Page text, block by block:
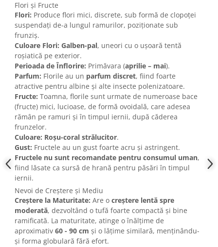
Flori și Fructe
Flori: Produce flori mici, discrete, sub formă de clopoței
suspendați de-a lungul ramurilor, poziționate sub
frunziș.
Culoare Flori: Galben-pal, uneori cu o ușoară tentă
roșiatică pe exterior.
Perioada de Înflorire: Primăvara (aprilie – mai).
Parfum: Florile au un parfum discret, fiind foarte
atractive pentru albine și alte insecte polenizatoare.
Fructe: Toamna, florile sunt urmate de numeroase bace
(fructe) mici, lucioase, de formă ovoidală, care adesea
rămân pe ramuri și în timpul iernii, după căderea
frunzelor.
Culoare: Roșu-coral strălucitor.
Gust: Fructele au un gust foarte acru și astringent.
Fructele nu sunt recomandate pentru consumul uman,
fiind lăsate ca sursă de hrană pentru păsări în timpul
iernii.
Nevoi de Creștere și Mediu
Creștere la Maturitate: Are o creștere lentă spre
moderată, dezvoltând o tufă foarte compactă și bine
ramificată. La maturitate, atinge o înălțime de
aproximativ 60 - 90 cm și o lățime similară, menținându-
și forma globulară fără efort.